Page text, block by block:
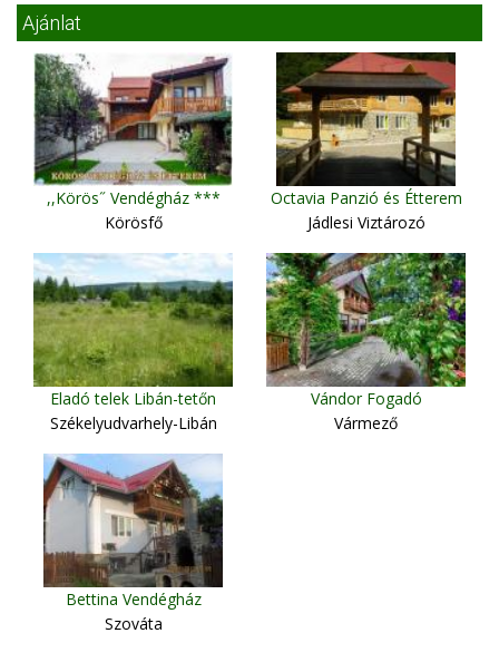
Ajánlat
,,Körös˝ Vendégház ***
Körösfő
Octavia Panzió és Étterem
Jádlesi Viztározó
Eladó telek Libán-tetőn
Székelyudvarhely-Libán
Vándor Fogadó
Vármező
Bettina Vendégház
Szováta